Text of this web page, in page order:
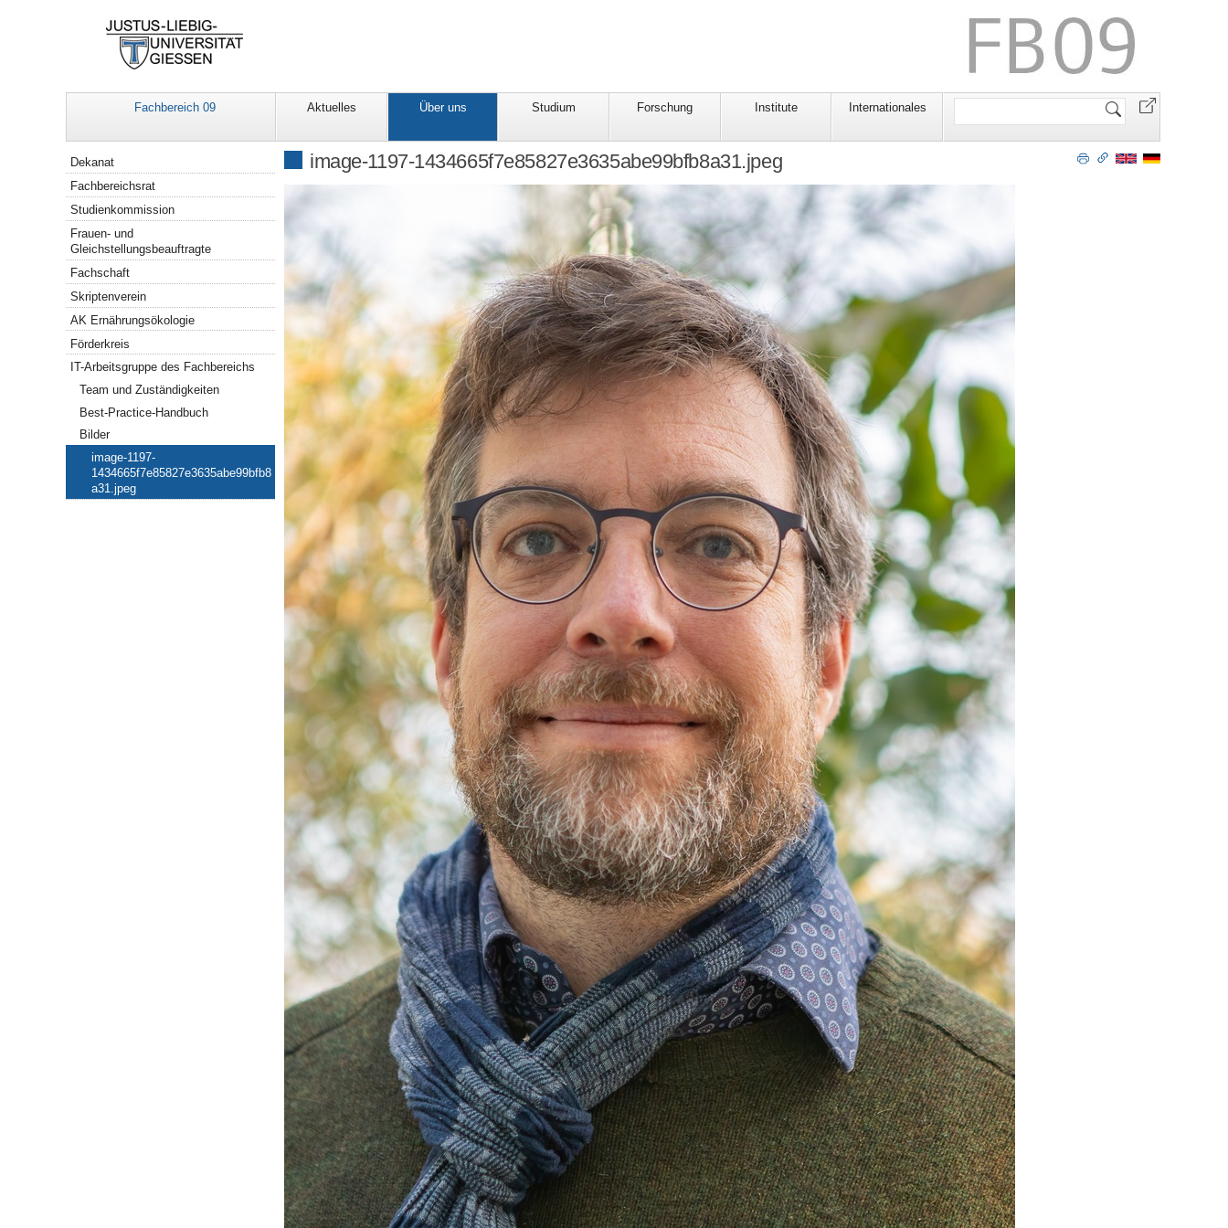
Fachbereich 09 Aktuelles Über uns Studium Forschung Institute Internationales
Website
image-1197-1434665f7e85827e3635abe99bfb8a31.jpeg
Navigation
Dekanat
Fachbereichsrat
Studienkommission
Frauen- und
Gleichstellungsbeauftragte
Fachschaft
Skriptenverein
AK Ernährungsökologie
Förderkreis
IT-Arbeitsgruppe des Fachbereichs
Team und Zuständigkeiten
Best-Practice-Handbuch
Bilder
image-1197-
1434665f7e85827e3635abe99bfb8
a31.jpeg